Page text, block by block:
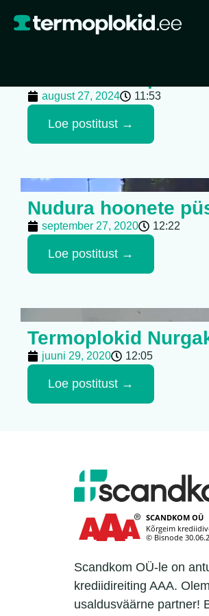
Nudura blogi
august 27, 2024 11:53
Loe postitust →
Nudura hoonete
september 27, 2020 12:22
Loe postitust →
Termoplokid
juuni 29, 2020 12:05
Loe postitust →
Scandkom OÜ-le on
krediidireiting AAA.
usaldusväärne partner!